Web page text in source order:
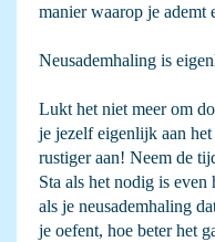
manier waarop je ademt
Neusademhaling is
Lukt het niet meer om
je jezelf eigenlijk aan
rustiger aan! Neem de
Sta als het nodig is even
als je neusademhaling
je oefent, hoe beter het